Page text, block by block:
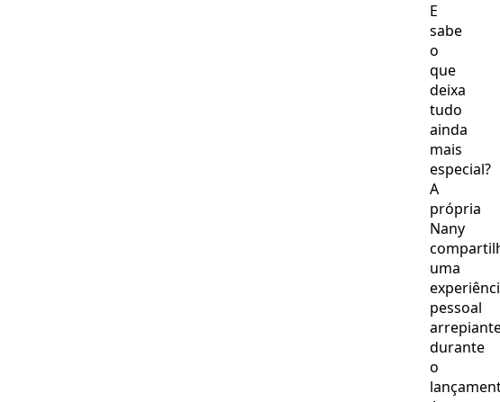
E
sabe
o
que
deixa
tudo
ainda
mais
especial?
A
própria
Nany
uma
pessoal
durante
o